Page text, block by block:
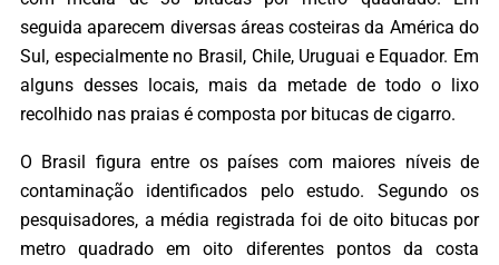
seguida aparecem diversas áreas costeiras da América do
Sul, especialmente no Brasil, Chile, Uruguai e Equador. Em
alguns desses locais, mais da metade de todo o lixo
recolhido nas praias é composta por bitucas de cigarro.
O Brasil figura entre os países com maiores níveis de
contaminação identificados pelo estudo. Segundo os
pesquisadores, a média registrada foi de oito bitucas por
metro quadrado em oito diferentes pontos da costa